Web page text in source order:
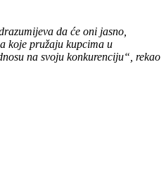
da će oni jasno,
koje pružaju kupcima u
na svoju konkurenciju“, rekao